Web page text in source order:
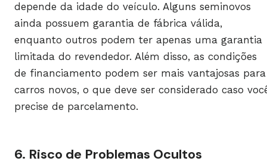
depende da idade do veículo. Alguns seminovos
ainda possuem garantia de fábrica válida,
enquanto outros podem ter apenas uma garantia
limitada do revendedor. Além disso, as condições
de financiamento podem ser mais vantajosas para
carros novos, o que deve ser considerado caso
precise de parcelamento.
6. Risco de Problemas Ocultos